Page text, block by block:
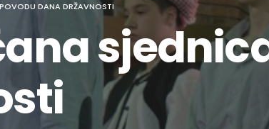
DANA DRŽAVNOSTI